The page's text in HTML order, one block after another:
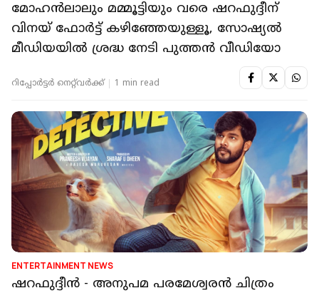
മോഹൻലാലും മമ്മൂട്ടിയും വരെ ഷറഫുദ്ദീന്
വിനയ് ഫോർട്ട് കഴിഞ്ഞേയുള്ളൂ, സോഷ്യൽ
മീഡിയയിൽ ശ്രദ്ധ നേടി പുത്തൻ വീഡിയോ
റിപ്പോർട്ടർ നെറ്റ്‌വര്‍ക്ക്‌ 1 min read
ENTERTAINMENT NEWS
ഷറഫുദ്ദീൻ - അനുപമ പരമേശ്വരൻ ചിത്രം